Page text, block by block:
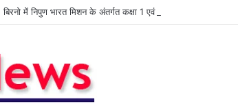
बिरनो में निपुण भारत मिशन के अंतर्गत कक्षा 1 एवं 2 के शिक्षकों की